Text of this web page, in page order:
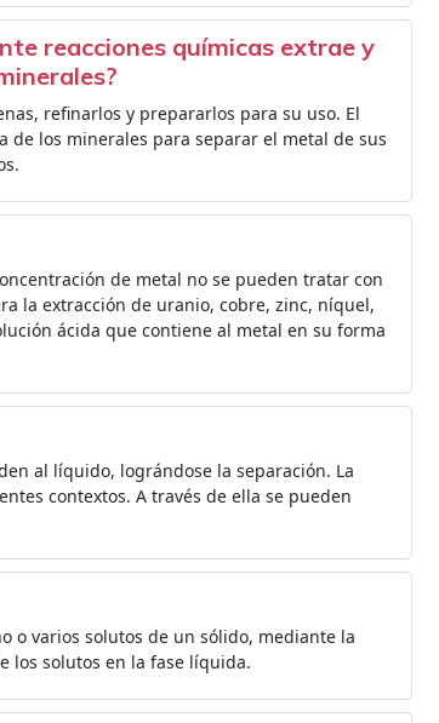
reacciones químicas extrae y
refinarlos y prepararlos para su uso. El
de los minerales para separar el metal de sus
de metal no se pueden tratar con
la extracción de uranio, cobre, zinc, níquel,
ácida que contiene al metal en su forma
al líquido, lográndose la separación. La
contextos. A través de ella se pueden
o varios solutos de un sólido, mediante la
los solutos en la fase líquida.